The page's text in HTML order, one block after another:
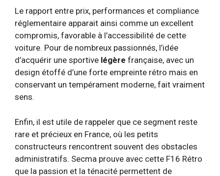
Le rapport entre prix, performances et compliance
réglementaire apparait ainsi comme un excellent
compromis, favorable à l’accessibilité de cette
voiture. Pour de nombreux passionnés, l’idée
d’acquérir une sportive légère française, avec un
design étoffé d’une forte empreinte rétro mais en
conservant un tempérament moderne, fait vraiment
sens.
Enfin, il est utile de rappeler que ce segment reste
rare et précieux en France, où les petits
constructeurs rencontrent souvent des obstacles
administratifs. Secma prouve avec cette F16 Rétro
que la passion et la ténacité permettent de